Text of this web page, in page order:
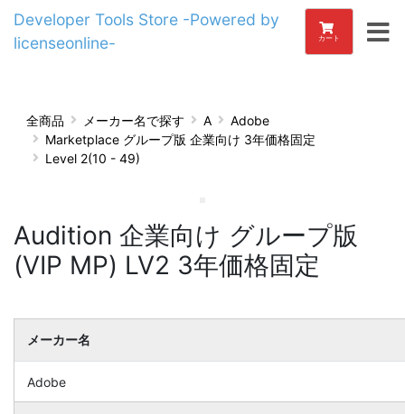
Developer Tools Store -Powered by
licenseonline-
カート
全商品 メーカー名で探す A
Adobe
Marketplace グループ版 企業向け 3年価格固定
Level 2(10 - 49)
Audition 企業向け グループ版
(VIP MP) LV2 3年価格固定
メーカー名
Adobe